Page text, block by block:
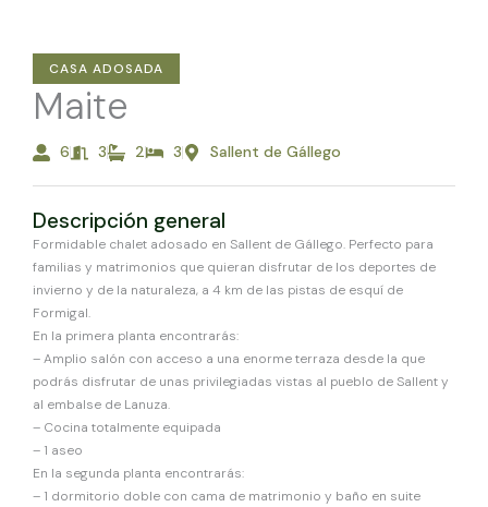
CASA ADOSADA
Maite
6 3 2 3 Sallent de Gállego
Descripción general
Formidable chalet adosado en Sallent de Gállego. Perfecto para
familias y matrimonios que quieran disfrutar de los deportes de
invierno y de la naturaleza, a 4 km de las pistas de esquí de
Formigal.
En la primera planta encontrarás:
– Amplio salón con acceso a una enorme terraza desde la que
podrás disfrutar de unas privilegiadas vistas al pueblo de Sallent y
al embalse de Lanuza.
– Cocina totalmente equipada
– 1 aseo
En la segunda planta encontrarás:
– 1 dormitorio doble con cama de matrimonio y baño en suite